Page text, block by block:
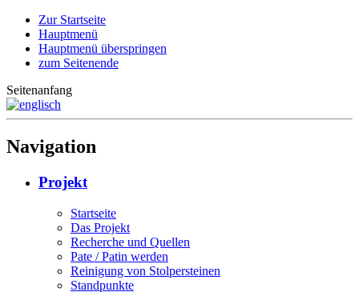
Zur Startseite
Hauptmenü
Hauptmenü überspringen
zum Seitenende
Seitenanfang
Navigation
Projekt
Startseite
Das Projekt
Recherche und Quellen
Pate / Patin werden
Reinigung von Stolpersteinen
Standpunkte